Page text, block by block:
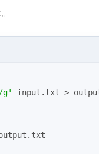
g'
input.txt >